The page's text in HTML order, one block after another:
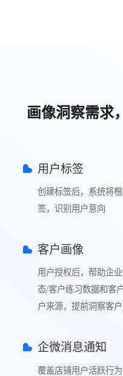
画像洞察需求
用户标签
创建标签后，系统将
签，识别用户意向
客户画像
用户授权后，帮助企
态/客户练习数据和客
户来源，提前洞察客
企微消息通知
覆盖店铺用户活跃行